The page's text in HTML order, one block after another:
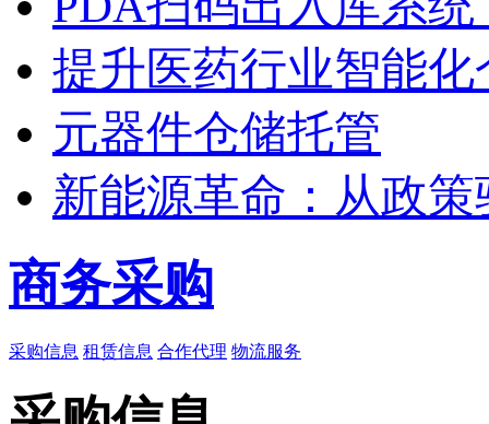
提升医药行业智能
元器件仓储托管
新能源革命：从政
商务采购
采购信息 租赁信息 合作代理 物流服务